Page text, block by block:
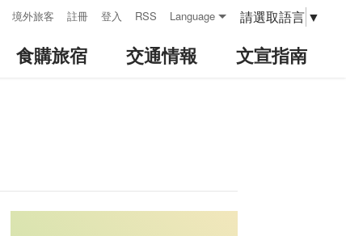
境外旅客 註冊 登入 RSS Language 請選取語言 ▼
食購旅宿 交通情報 文宣指南